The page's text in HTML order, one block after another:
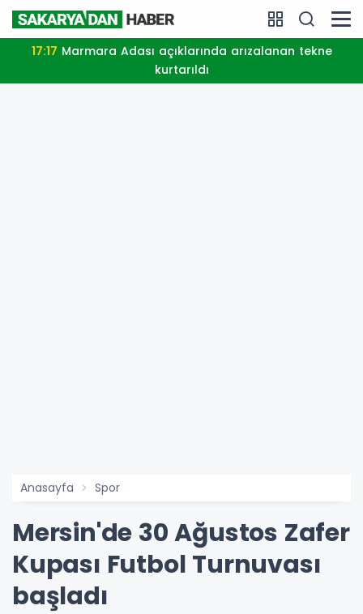
20:06
için iş birliği protokolü imzalandı.
Anasayfa Spor
Mersin'de 30 Ağustos Zafer
Kupası Futbol Turnuvası
başladı